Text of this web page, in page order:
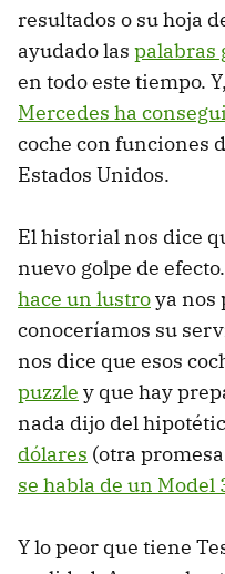
resultados o su hoja
ayudado las palabras
en todo este tiempo.
Mercedes ha
coche con funciones
Estados Unidos.
El historial nos dice
nuevo golpe de
hace un lustroya nos
conoceríamos su
nos dice que esos
puzzle y que hay
nada dijo del
dólares (otra
se habla de un Model
Y lo peor que tiene